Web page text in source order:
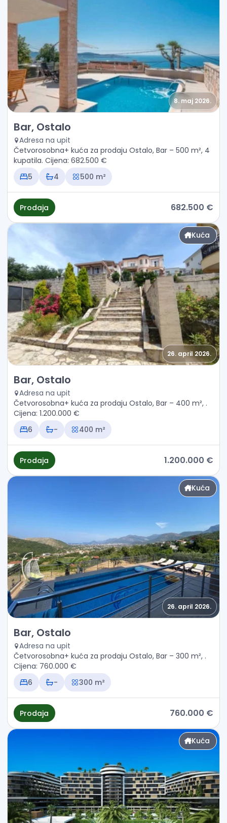
8. maj 2026.
Prodaja - Kuća Bar, Ostalo
Bar, Ostalo
Adresa na upit
Četvorosobna+ kuća za prodaju Ostalo, Bar – 500 m², 4
kupatila. Cijena: 682.500 €
5
4 500 m²
Prodaja 682.500 €
Kuća
26. april 2026.
Prodaja - Kuća Bar, Ostalo
Bar, Ostalo
Adresa na upit
Četvorosobna+ kuća za prodaju Ostalo, Bar – 400 m², .
Cijena: 1.200.000 €
6
- 400 m²
Prodaja 1.200.000 €
Kuća
26. april 2026.
Prodaja - Kuća Bar, Ostalo
Bar, Ostalo
Adresa na upit
Četvorosobna+ kuća za prodaju Ostalo, Bar – 300 m², .
Cijena: 760.000 €
6
- 300 m²
Prodaja 760.000 €
Kuća